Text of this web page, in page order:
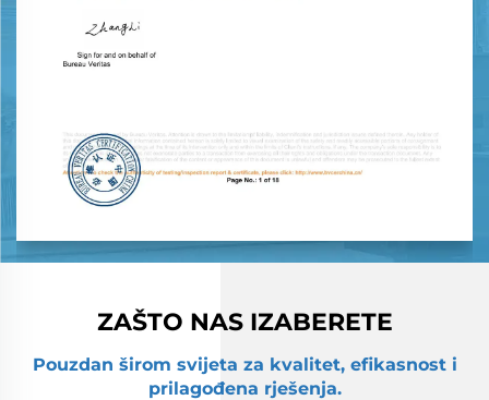
ZAŠTO NAS IZABERETE
Pouzdan širom svijeta za kvalitet, efikasnost i
prilagođena rješenja.